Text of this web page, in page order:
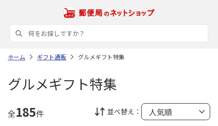
ホーム ギフト通販 グルメギフト特集
グルメギフト特集
全185件 並べ替え：